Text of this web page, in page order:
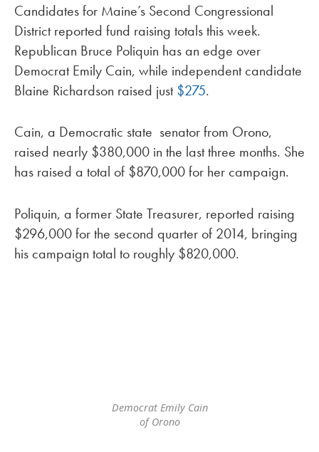
Candidates for Maine’s Second Congressional
District reported fund raising totals this week.
Republican Bruce Poliquin has an edge over
Democrat Emily Cain, while independent candidate
Blaine Richardson raised just$275.
Cain, a Democratic state senator from Orono,
raised nearly $380,000 in the last three months. She
has raised a total of $870,000 for her campaign.
Poliquin, a former State Treasurer, reported raising
$296,000 for the second quarter of 2014, bringing
his campaign total to roughly $820,000.
Democrat Emily Cain
of Orono